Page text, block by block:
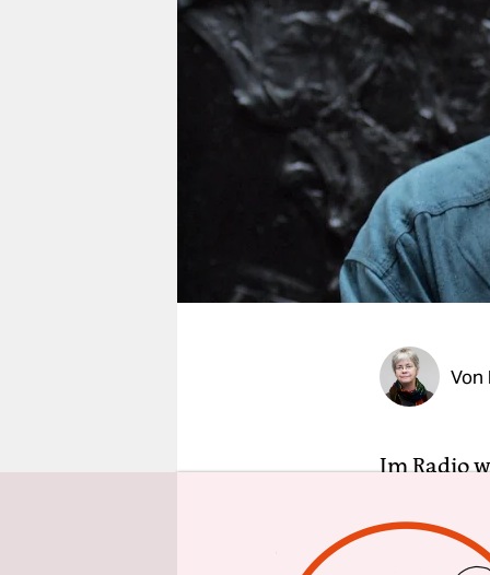
verlag
veranstaltungen
Von
Im Radio
Albee ist
aufblitzt: